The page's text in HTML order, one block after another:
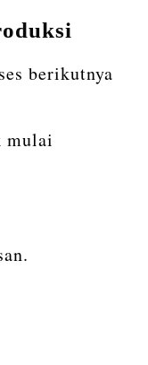
berikutnya
mulai